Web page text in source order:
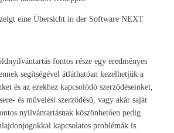
fontos része egy eredményes
segítségével átláthatóan kezelhetjük a
és az ezekhez kapcsolódó szerződéseinket,
és művelési szerződésű, vagy akár saját
nyilvántartásnak köszönhetően pedig
kapcsolatos problémák is.